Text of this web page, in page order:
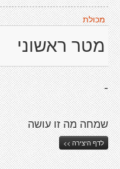
מכולת
מטר ראשוני
-
שמחה מה זו עושה
לדף היצירה >>